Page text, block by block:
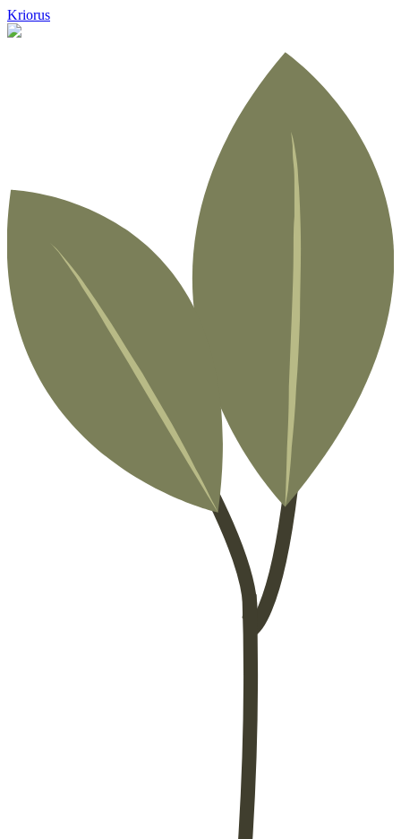
Kriorus